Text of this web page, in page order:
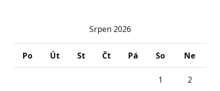
Srpen 2026
Po Út St Čt Pá So Ne
1 2